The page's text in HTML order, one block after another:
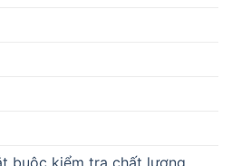
buộc kiểm tra chất lượng